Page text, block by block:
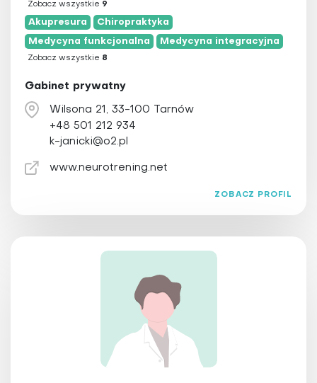
Zobacz wszystkie 9
Akupresura Chiropraktyka
Medycyna funkcjonalna Medycyna integracyjna
Zobacz wszystkie 8
Gabinet prywatny
Wilsona 21, 33-100 Tarnów
+48 501 212 934
k-janicki@o2.pl
www.neurotrening.net
ZOBACZ PROFIL